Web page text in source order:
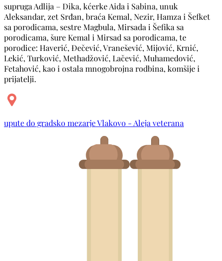
supruga Adlija – Dika, kćerke Aida i Sabina, unuk
Aleksandar, zet Srđan, braća Kemal, Nezir, Hamza i Šefket
sa porodicama, sestre Magbula, Mirsada i Šefika sa
porodicama, šure Kemal i Mirsad sa porodicama, te
porodice: Haverić, Đečević, Vranešević, Mijović, Krnić,
Lekić, Turković, Methadžović, Lačević, Muhamedović,
Fetahović, kao i ostala mnogobrojna rodbina, komšije i
prijatelji.
upute do gradsko mezarje Vlakovo - Aleja veterana